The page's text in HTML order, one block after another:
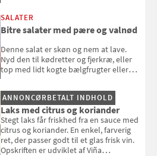
SALATER
Bitre salater med pære og valnød
Denne salat er skøn og nem at lave.
Nyd den til kødretter og fjerkræ, eller
top med lidt kogte bælgfrugter eller
selvstændigt måltid. Opskriften er fra
Louisa Lorangs kogebog "Salat".
ANNONCØRBETALT INDHOLD
Laks med citrus og koriander
Stegt laks får friskhed fra en sauce med
citrus og koriander. En enkel, farverig
ret, der passer godt til et glas frisk vin.
Opskriften er udviklet af Viña